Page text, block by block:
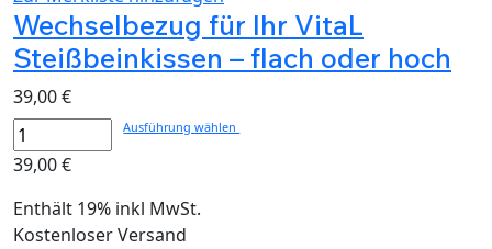
Wechselbezug für Ihr VitaL
Steißbeinkissen – flach oder hoch
39,00€
Ausführung wählen
39,00€
Enthält 19% inkl MwSt.
Kostenloser Versand